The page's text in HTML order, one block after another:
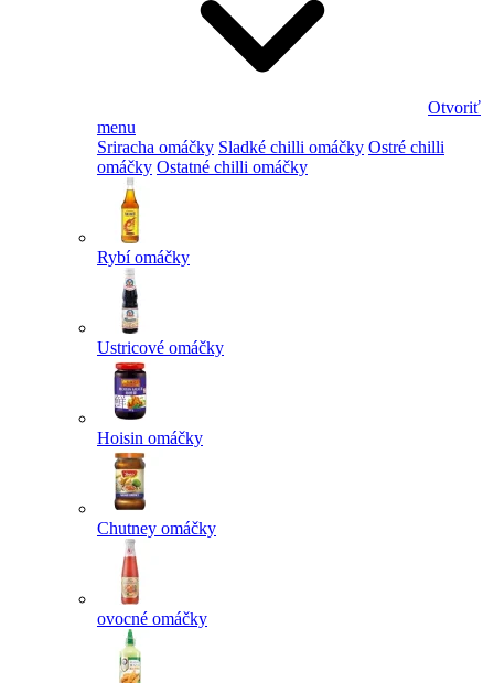
Otvoriť
menu
Sriracha omáčky Sladké chilli omáčky Ostré chilli
omáčky Ostatné chilli omáčky
Rybí omáčky
Ustricové omáčky
Hoisin omáčky
Chutney omáčky
ovocné omáčky